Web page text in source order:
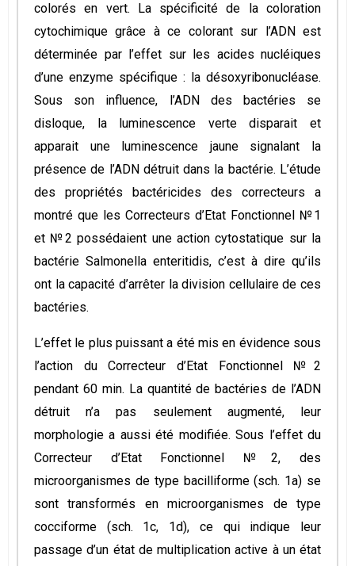
colorés en vert. La spécificité de la coloration
cytochimique grâce à ce colorant sur l’ADN est
déterminée par l’effet sur les acides nucléiques
d’une enzyme spécifique : la désoxyribonucléase.
Sous son influence, l’ADN des bactéries se
disloque, la luminescence verte disparait et
apparait une luminescence jaune signalant la
présence de l’ADN détruit dans la bactérie. L’étude
des propriétés bactéricides des correcteurs a
montré que les Correcteurs d’Etat Fonctionnel №1
et №2 possédaient une action cytostatique sur la
bactérie Salmonella enteritidis, c’est à dire qu’ils
ont la capacité d’arrêter la division cellulaire de ces
bactéries.
L’effet le plus puissant a été mis en évidence sous
l’action du Correcteur d’Etat Fonctionnel №2
pendant 60 min. La quantité de bactéries de l’ADN
détruit n’a pas seulement augmenté, leur
morphologie a aussi été modifiée. Sous l’effet du
Correcteur d’Etat Fonctionnel №2, des
microorganismes de type bacilliforme (sch. 1a) se
sont transformés en microorganismes de type
cocciforme (sch. 1c, 1d), ce qui indique leur
passage d’un état de multiplication active à un état